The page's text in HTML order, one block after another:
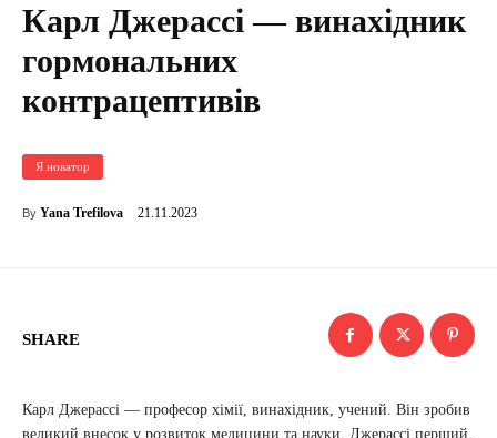
Карл Джерассі — винахідник
гормональних
контрацептивів
Я новатор
By Yana Trefilova 21.11.2023
SHARE
Карл Джерассі — професор хімії, винахідник, учений. Він зробив
великий внесок у розвиток медицини та науки. Джерассі перший,